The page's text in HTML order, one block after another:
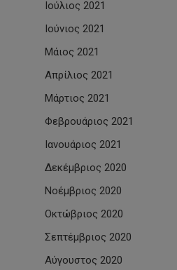
Ιούλιος 2021
Ιούνιος 2021
Μάιος 2021
Απρίλιος 2021
Μάρτιος 2021
Φεβρουάριος 2021
Ιανουάριος 2021
Δεκέμβριος 2020
Νοέμβριος 2020
Οκτώβριος 2020
Σεπτέμβριος 2020
Αύγουστος 2020